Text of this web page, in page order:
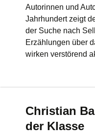
Autorinnen und
Jahrhundert zeigt
der Suche nach
Erzählungen über
wirken verstörend
Christian
der Klasse